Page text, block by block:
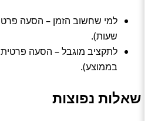
שעות).
בממוצע).
שאלות נפוצות